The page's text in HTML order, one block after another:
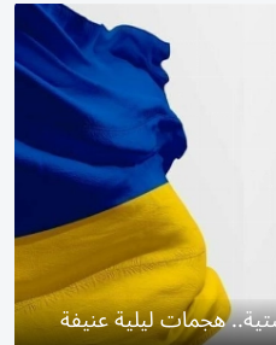
هجمات ليلية عنيفة